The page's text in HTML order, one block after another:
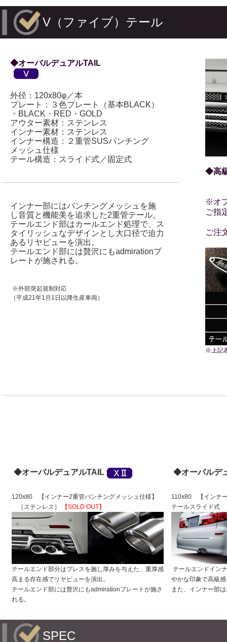
V（ファイブ）テール
◆オーバルデュアルTAIL
外径：120x80φ／本
プレート：３色プレート
（基本BLACK）
・BLACK・RED・GOLD
アウター素材：ステンレス
インナー素材：ステンレス
インナー構造：
２重管SUSパンチング
メッシュ仕様
テール構造：スライド式／固定式
インナー部にはパンチングメッシュを施
し音質と機能美を追求した2重管テール。
テールエンド部はカールエンド処理で、ス
タイリッシュなデザインとし大口径で迫力
あるリヤビューを演出。
テールエンド部には贅沢にもadmirationプ
レートが施される。
※外部突起規制対応
（平成21年1月1日以降生産車両）
◆高
※オ
ご指
ご注
※上記
◆オーバルデュアルTAIL ◆オーバルデ
120x80 【インナー2重管パンチングメッシュ仕様】
［ステンレス］
【SOLD OUT】
110x80 【インナ
テールスライド式
テールエンド部分はプレスを施し厚みを与えた、重厚感
高まる存在感でリヤビューを演出。
テールエンド部には贅沢にもadmirationプレートが施さ
れる。
テールエンドイン
やかな印象で高級
また、インナー部
SPEC